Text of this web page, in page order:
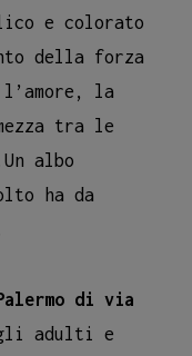
e colorato
della forza
la
tra le
albo
ha da
di via
adulti e